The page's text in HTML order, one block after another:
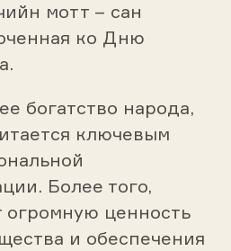
мотт – сан
ко Дню
богатство народа,
ключевым
Более того,
огромную ценность
и обеспечения